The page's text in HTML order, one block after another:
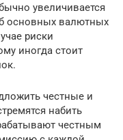
увеличивается
основных валютных
риски
иногда стоит
честные и
набить
честным